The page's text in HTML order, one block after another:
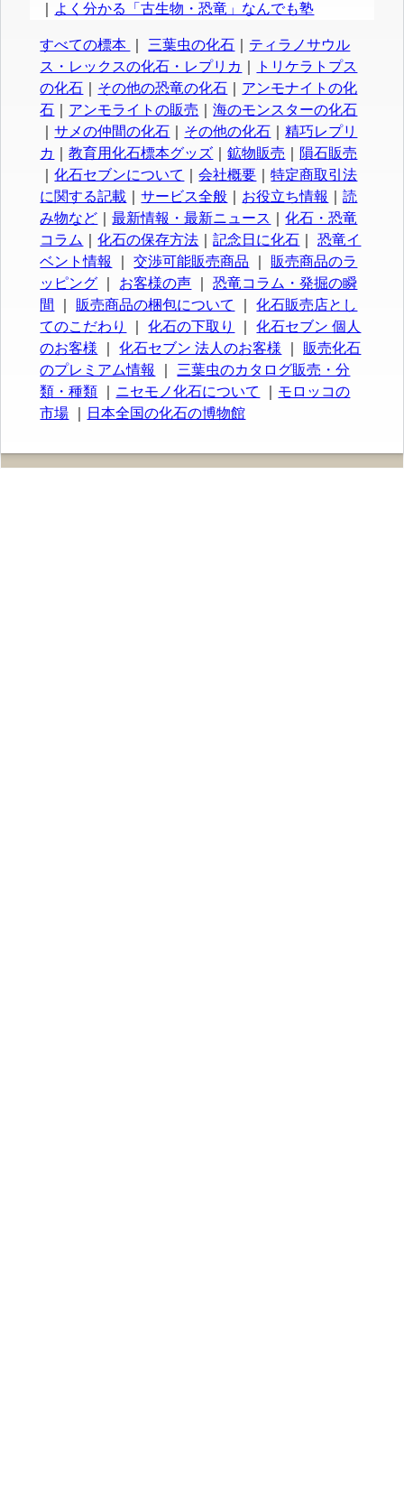
よく分かる「古生物・恐竜」なんでも塾
すべての標本 三葉虫の化石
ティラノサウル
ス・レックスの化石・レプリカ
トリケラトプス
の化石
その他の恐竜の化石
アンモナイトの化
石
アンモライトの販売 ｜海のモンスターの化石
｜サメの仲間の化石 その他の化石 ｜精巧レプリ
カ
｜教育用化石標本グッズ ｜鉱物販売
隕石販売
｜化石セブンについて ｜会社概要 ｜特定商取引法
に関する記載 ｜サービス全般 お役立ち情報 ｜読
み物など ｜最新情報・最新ニュース ｜化石・恐竜
コラム
｜化石の保存方法 ｜記念日に化石 ｜恐竜イ
ベント情報
｜交渉可能販売商品
販売商品のラ
ッピング
お客様の声 ｜恐竜コラム・発掘の瞬
間
販売商品の梱包について ｜化石販売店とし
てのこだわり
｜化石の下取り ｜化石セブン 個人
のお客様 ｜化石セブン 法人のお客様
販売化石
のプレミアム情報
三葉虫のカタログ販売・分
類・種類
ニセモノ化石について
モロッコの
市場
日本全国の化石の博物館